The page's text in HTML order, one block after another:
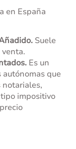
en España
Suele
Es un
que
notariales,
impositivo